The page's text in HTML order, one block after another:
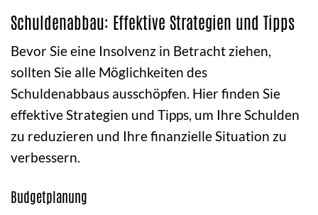
Schuldenabbau: Effektive Strategien und Tipps
Bevor Sie eine Insolvenz in Betracht ziehen,
sollten Sie alle Möglichkeiten des
Schuldenabbaus ausschöpfen. Hier finden Sie
effektive Strategien und Tipps, um Ihre Schulden
zu reduzieren und Ihre finanzielle Situation zu
verbessern.
Budgetplanung